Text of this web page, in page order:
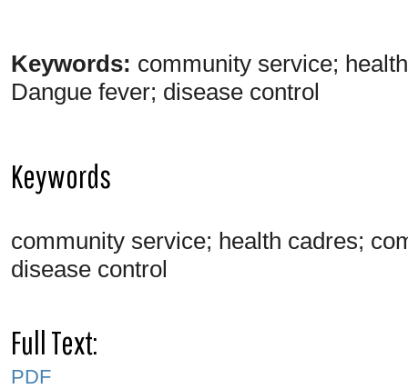
Keywords: community service;
Dangue fever; disease control
Keywords
community service; health cadres;
disease control
Full Text:
PDF